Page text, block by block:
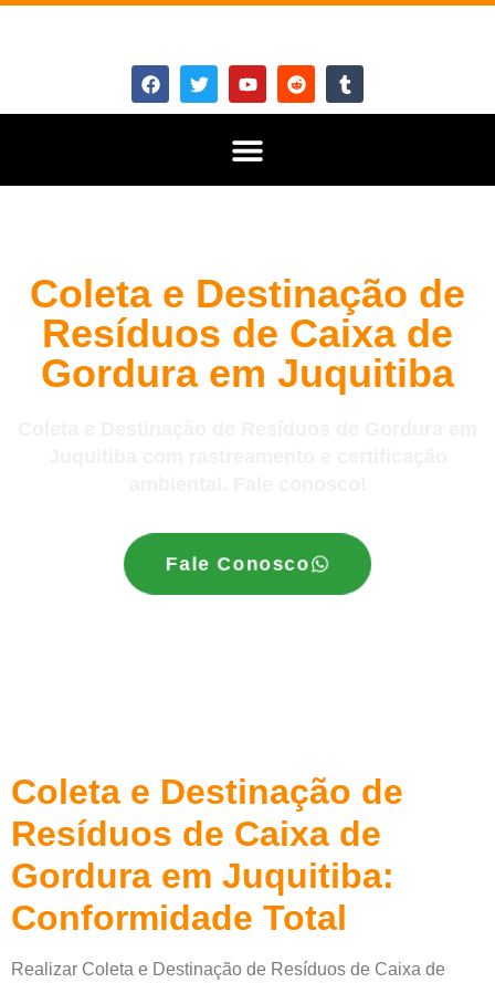
Coleta e Destinação de
Resíduos de Caixa de
Gordura em Juquitiba
Fale Conosco
Coleta e Destinação de
Resíduos de Caixa de
Gordura em Juquitiba:
Conformidade Total
Realizar Coleta e Destinação de Resíduos de Caixa de